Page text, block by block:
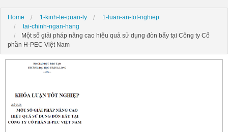
Home 1-kinh-te-quan-ly
1-luan-an-tot-nghiep
tai-chinh-ngan-hang
Một số giải pháp nâng cao hiệu quả sử dụng đòn bẩy tại Công ty Cổ
phần H-PEC Việt Nam